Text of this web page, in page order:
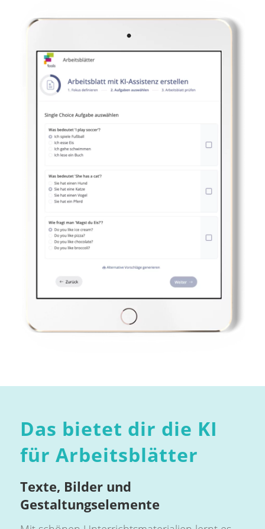
Das bietet dir die KI
für Arbeitsblätter
Texte, Bilder und
Gestaltungselemente